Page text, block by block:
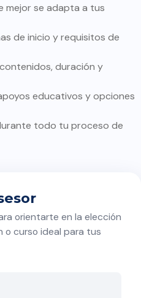
nuestra
uno de los
cosas
funcionan de
tomar mejores
cómo usar
Además:
mejor se adapta a tus
de inicio y requisitos de
duración y
educativos y opciones
todo tu proceso de
orientarte en la elección
o curso ideal para tus